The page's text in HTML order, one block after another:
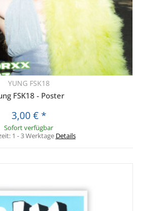
YUNG FSK18
FSK18 - Poster
3,00 € *
Sofort verfügbar
1 - 3 Werktage Details